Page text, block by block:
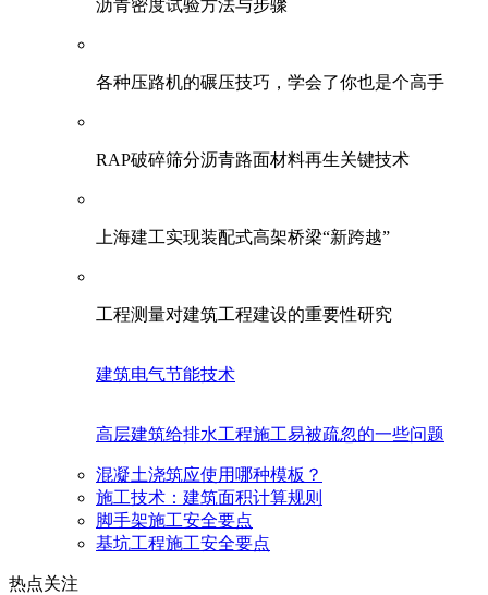
​沥青密度试验方法与步骤
各种压路机的碾压技巧，学会了你也是个高手
RAP破碎筛分沥青路面材料再生关键技术
上海建工实现装配式高架桥梁“新跨越”
工程测量对建筑工程建设的重要性研究
建筑电气节能技术
高层建筑给排水工程施工易被疏忽的一些问题
混凝土浇筑应使用哪种模板？
施工技术：建筑面积计算规则
脚手架施工安全要点
基坑工程施工安全要点
热点关注